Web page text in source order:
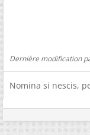
Dernière modification
Nomina si nescis,